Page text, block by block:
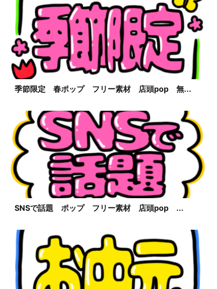
季節限定 春ポップ フリー素材 店頭pop 無...
SNSで話題 ポップ フリー素材 店頭pop ...